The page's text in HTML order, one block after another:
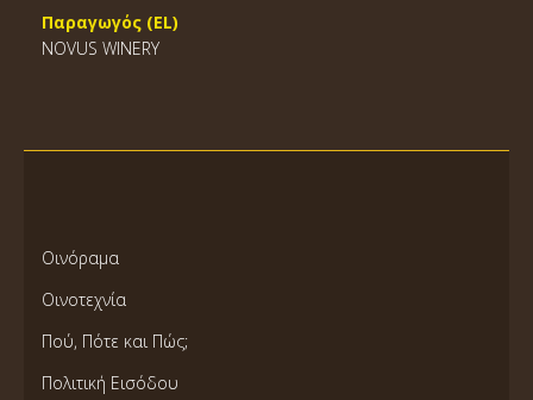
Παραγωγός (EL)
NOVUS WINERY
Οινόραμα
Οινοτεχνία
Πού, Πότε και Πώς;
Πολιτική Εισόδου